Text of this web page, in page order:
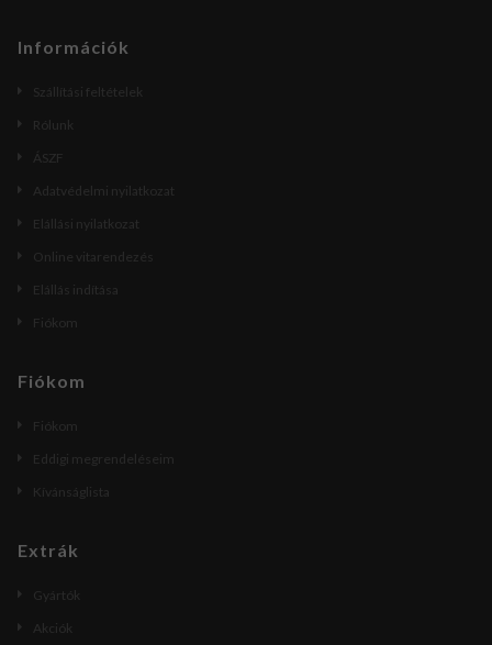
Információk
Szállítási feltételek
Rólunk
ÁSZF
Adatvédelmi nyilatkozat
Elállási nyilatkozat
Online vitarendezés
Elállás indítása
Fiókom
Fiókom
Fiókom
Eddigi megrendeléseim
Kívánságlista
Extrák
Gyártók
Akciók